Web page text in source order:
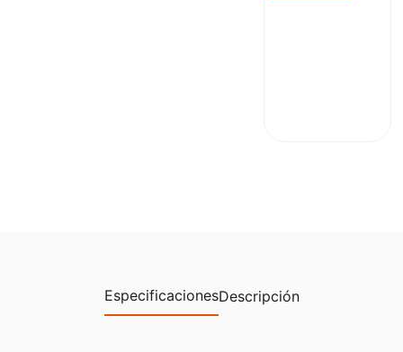
EspecificacionesDescripción